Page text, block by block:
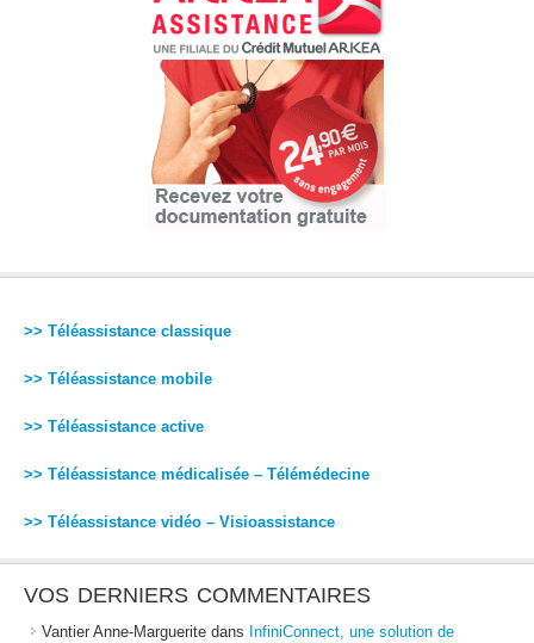
>> Téléassistance classique
>> Téléassistance mobile
>> Téléassistance active
>> Téléassistance médicalisée – Télémédecine
>> Téléassistance vidéo – Visioassistance
VOS DERNIERS COMMENTAIRES
Vantier Anne-Marguerite dans InfiniConnect, une solution de